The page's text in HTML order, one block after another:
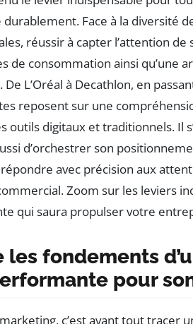
Face à la diversité
réussir à capter l’attention de
de consommation ainsi qu’une
L’Oréal à Decathlon, en
reposent sur une
outils digitaux et traditionnels. Il
d’orchestrer son
avec précision aux
Zoom sur les leviers
qui saura propulser votre
les fondements
pour
c’est avant tout tracer